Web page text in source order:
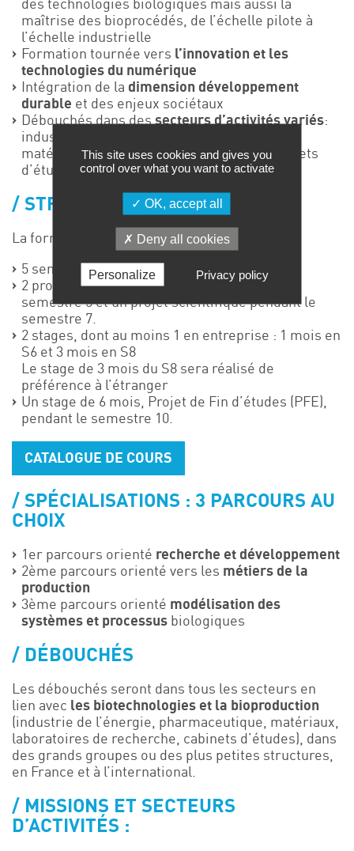
des technologies biologiques mais aussi la
maîtrise des bioprocédés, de l’échelle pilote à
l’échelle industrielle
Formation tournée vers l’innovation et les
technologies du numérique
Intégration de la dimension développement
durable et des enjeux sociétaux
Débouchés dans dessecteurs d’activités variés:
industrie de l’énergie, pharmaceutique,
matériaux, laboratoires de recherche, cabinets
d’études
STRUCTURE DU CURSUS
La formation comprend :
5 semestres d’enseignements (S5 à S9)
2 projets : un projet d’intégration pendant le
semestre 5 et un projet scientifique pendant le
semestre 7.
2 stages, dont au moins 1 en entreprise : 1 mois en
S6 et 3 mois en S8
Le stage de 3 mois du S8 sera réalisé de
préférence à l’étranger
Un stage de 6 mois, Projet de Fin d’études (PFE),
pendant le semestre 10.
CATALOGUE DE COURS
SPÉCIALISATIONS : 3 PARCOURS AU
CHOIX
1er parcours orienté recherche et développement
2ème parcours orienté vers les métiers de la
production
3ème parcours orienté modélisation des
systèmes et processusbiologiques
DÉBOUCHÉS
Les débouchés seront dans tous les secteurs en
lien avec les biotechnologies et la bioproduction
(industrie de l’énergie, pharmaceutique, matériaux,
laboratoires de recherche, cabinets d’études), dans
des grands groupes ou des plus petites structures,
en France et à l’international.
MISSIONS ET SECTEURS
D’ACTIVITÉS :
This site uses cookies and gives you
control over what you want to activate
OK, accept all
Deny all cookies
Personalize Privacy policy